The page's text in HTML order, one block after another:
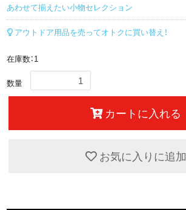
あわせて揃えたい小物セレクション
アウトドア用品を売ってオトクに買い替え！
在庫数：1
数量
カートに入れる
お気に入りに追加